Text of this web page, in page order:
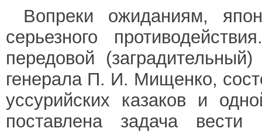
Вопреки ожиданиям,
серьезного
передовой
генерала П. И. Мищенко,
уссурийских казаков и
поставлена задача